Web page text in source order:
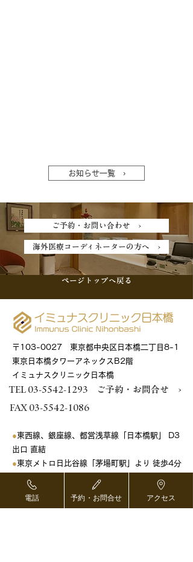
お知らせ一覧 ›
ご予約・お問い合わせ ›
海外医療コーディネーターの方へ ›
ページトップへ戻る
〒103-0027 東京都中央区日本橋二丁目8-1
東京日本橋タワーアネックスB2階
​イミュナスクリニック日本橋
TEL 03-5542-1293
ご予約・お問合せ ›
FAX 03-5542-1086
●東西線、銀座線、都営浅草線「日本橋駅」 D3
出口 直結
●東京メトロ日比谷線「茅場町駅」より 徒歩4分
電話 予約・お問合せ アクセス